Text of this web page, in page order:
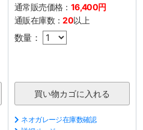
通常販売価格： 16,400円
通販在庫数：20以上
数量：
ネオガレージ在庫数確認